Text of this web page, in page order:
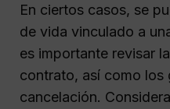
En ciertos casos, se
de vida vinculado a
es importante revisar
contrato, así como los
cancelación.